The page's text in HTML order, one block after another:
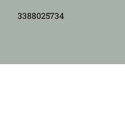
3388025734